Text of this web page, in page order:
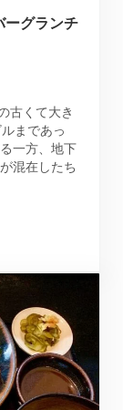
ーグランチ
古くて大き
まであっ
一方、地下
混在したち
ーグランチを食べて